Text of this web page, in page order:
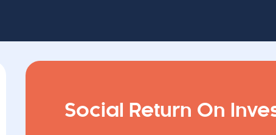
Social Return On